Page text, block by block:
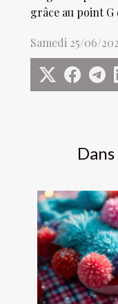
grâce au point
Samedi 25/06/